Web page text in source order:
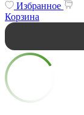
Избранное
Корзина